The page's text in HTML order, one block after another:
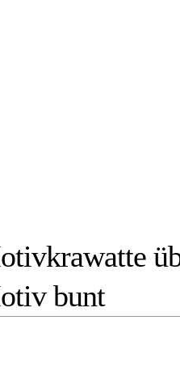
bunt